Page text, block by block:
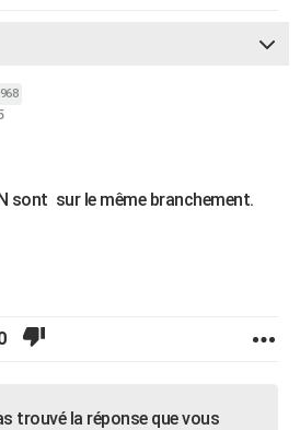
sont sur le même branchement.
trouvé la réponse que vous